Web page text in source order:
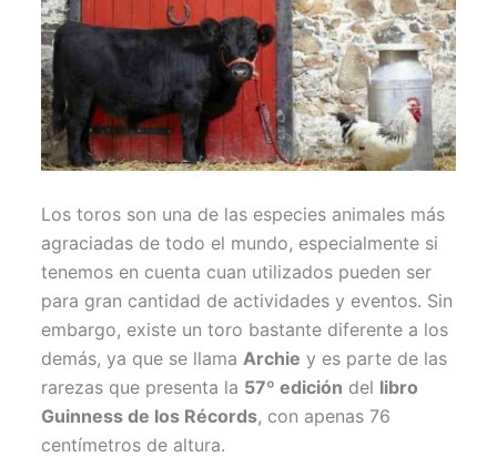
Los toros son una de las especies animales más
agraciadas de todo el mundo, especialmente si
tenemos en cuenta cuan utilizados pueden ser
para gran cantidad de actividades y eventos. Sin
embargo, existe un toro bastante diferente a los
demás, ya que se llama Archie y es parte de las
rarezas que presenta la 57º edición del libro
Guinness de los Récords, con apenas 76
centímetros de altura.